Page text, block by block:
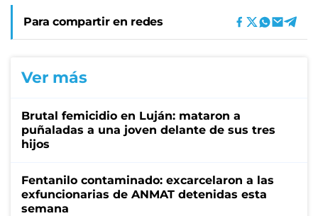
Para compartir en redes
Ver más
Brutal femicidio en Luján: mataron a
puñaladas a una joven delante de sus tres
hijos
Fentanilo contaminado: excarcelaron a las
exfuncionarias de ANMAT detenidas esta
semana